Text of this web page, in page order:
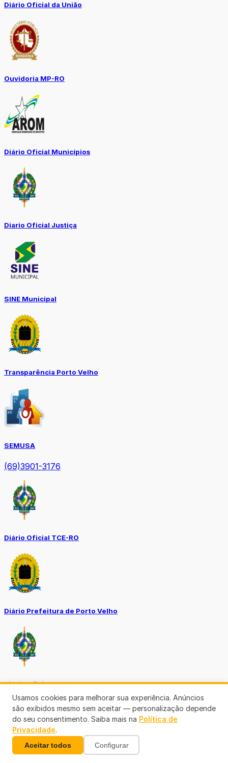
Diário Oficial da União
Ouvidoria MP-RO
Diário Oficial Municípios
Diario Oficial Justiça
SINE Municipal
Transparência Porto Velho
SEMUSA
(69)3901-3176
Diário Oficial TCE-RO
Diário Prefeitura de Porto Velho
Diário Oficial de RO
Usamos cookies para melhorar sua experiência. Anúncios
são exibidos mesmo sem aceitar — personalização depende
do seu consentimento. Saiba mais na Política de
Privacidade.
Aceitar todos Configurar